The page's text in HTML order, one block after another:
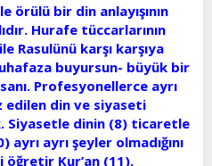
örülü bir din anlayışının
Hurafe tüccarlarının
Rasulünü karşı karşıya
buyursun- büyük bir
Profesyonellerce ayrı
edilen din ve siyaseti
Siyasetle dinin (8) ticaretle
ayrı şeyler olmadığını
Kur’an (11).